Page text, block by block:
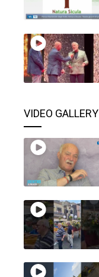
VIDEO GALLERY